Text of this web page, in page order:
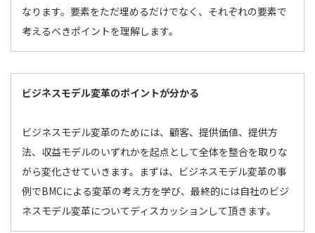
なります。要素をただ埋めるだけでなく、それぞれの要素で
考えるべきポイントを理解します。
ビジネスモデル変革のポイントが分かる
ビジネスモデル変革のためには、顧客、提供価値、提供方
法、収益モデルのいずれかを起点として全体を整合を取りな
がら変化させていきます。まずは、ビジネスモデル変革の事
例でBMCによる変革の考え方を学び、最終的には自社のビジ
ネスモデル変革についてディスカッションして頂きます。